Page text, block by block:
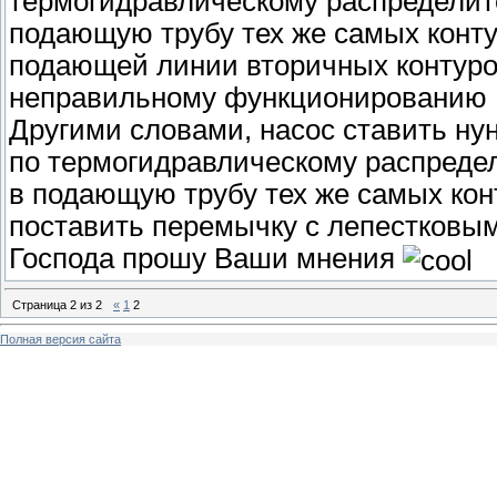
подающую трубу тех же самых
подающей линии вторичных
неправильному функционированию
Другими словами, насос ставить
по термогидравлическому
в подающую трубу тех же самых
поставить перемычку с
Господа прошу Ваши мнения
Страница 2 из 2 « 1 2
Полная версия сайта